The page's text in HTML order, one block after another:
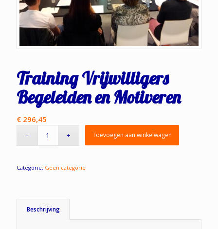
Training Vrijwilligers
Begeleiden en Motiveren
€296,45
Toevoegen aan winkelwagen
Categorie: Geen categorie
Beschrijving